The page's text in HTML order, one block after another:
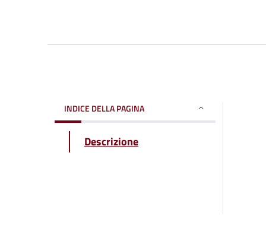
INDICE DELLA PAGINA
Descrizione